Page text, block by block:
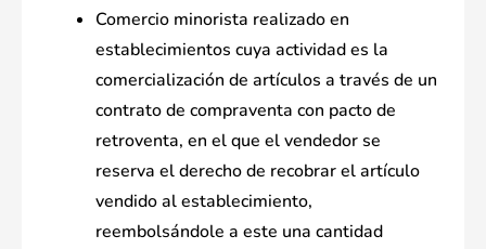
Comercio minorista realizado en
establecimientos cuya actividad es la
comercialización de artículos a través de un
contrato de compraventa con pacto de
retroventa, en el que el vendedor se
reserva el derecho de recobrar el artículo
vendido al establecimiento,
reembolsándole a este una cantidad